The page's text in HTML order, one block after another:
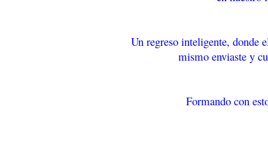
Un regreso inteligente, donde
mismo enviaste y
Formando con